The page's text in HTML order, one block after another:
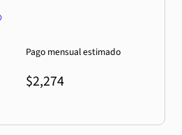
Pago mensual estimado
$2,274